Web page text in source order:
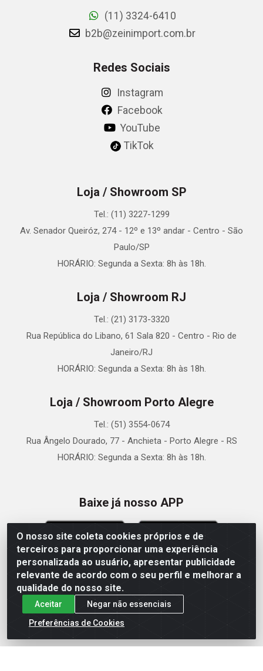
O nosso site coleta cookies próprios e de
terceiros para proporcionar uma experiência
personalizada ao usuário, apresentar publicidade
relevante de acordo com o seu perfil e melhorar a
qualidade do nosso site.
Aceitar
Negar não essenciais
Preferências de Cookies
(11) 3324-6410
b2b@zeinimport.com.br
Redes Sociais
Instagram
Facebook
YouTube
TikTok
Loja / Showroom SP
Tel.: (11) 3227-1299
Av. Senador Queiróz, 274 - 12º e 13º andar - Centro - São
Paulo/SP
HORÁRIO: Segunda a Sexta: 8h às 18h.
Loja / Showroom RJ
Tel.: (21) 3173-3320
Rua República do Libano, 61 Sala 820 - Centro - Rio de
Janeiro/RJ
HORÁRIO: Segunda a Sexta: 8h às 18h.
Loja / Showroom Porto Alegre
Tel.: (51) 3554-0674
Rua Ângelo Dourado, 77 - Anchieta - Porto Alegre - RS
HORÁRIO: Segunda a Sexta: 8h às 18h.
Baixe já nosso APP
Site Seguro